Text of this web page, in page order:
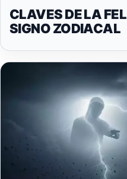
CLAVES DE LA
SIGNO ZODIACAL